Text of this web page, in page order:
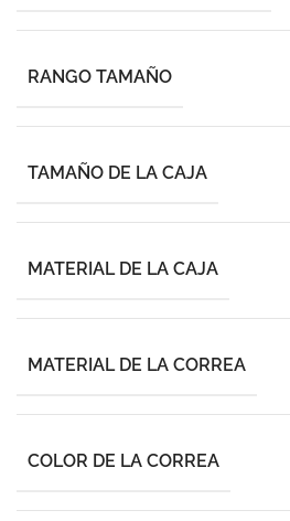
RANGO TAMAÑO
TAMAÑO DE LA CAJA
MATERIAL DE LA CAJA
MATERIAL DE LA CORREA
COLOR DE LA CORREA